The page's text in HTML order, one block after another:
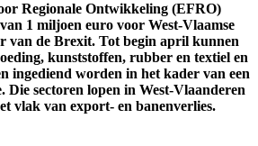
Regionale Ontwikkeling (EFRO)
1 miljoen euro voor West-Vlaamse
van de Brexit. Tot begin april kunnen
kunststoffen, rubber en textiel en
ingediend worden in het kader van een
Die sectoren lopen in West-Vlaanderen
vlak van export- en banenverlies.